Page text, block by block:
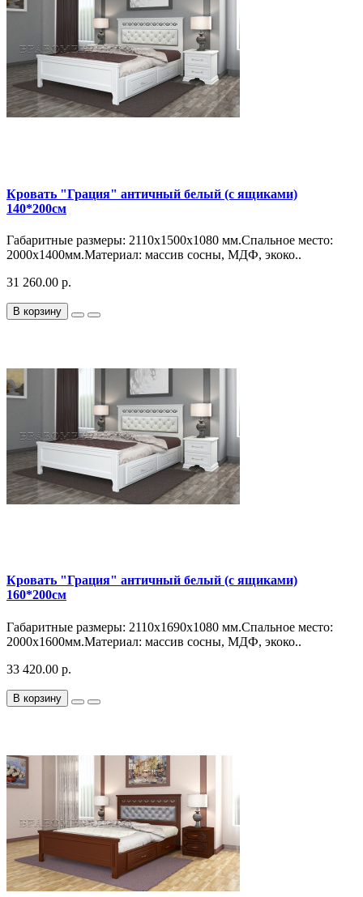
Кровать "Грация" античный белый (с ящиками)
140*200см
Габаритные размеры: 2110х1500х1080 мм.Спальное место:
2000х1400мм.Материал: массив сосны, МДФ, экоко..
31 260.00 р.
В корзину
Кровать "Грация" античный белый (с ящиками)
160*200см
Габаритные размеры: 2110х1690х1080 мм.Спальное место:
2000х1600мм.Материал: массив сосны, МДФ, экоко..
33 420.00 р.
В корзину